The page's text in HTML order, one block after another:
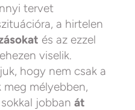
tervet
a hirtelen
és az ezzel
viselik.
hogy nem csak a
meg mélyebben,
jobban át